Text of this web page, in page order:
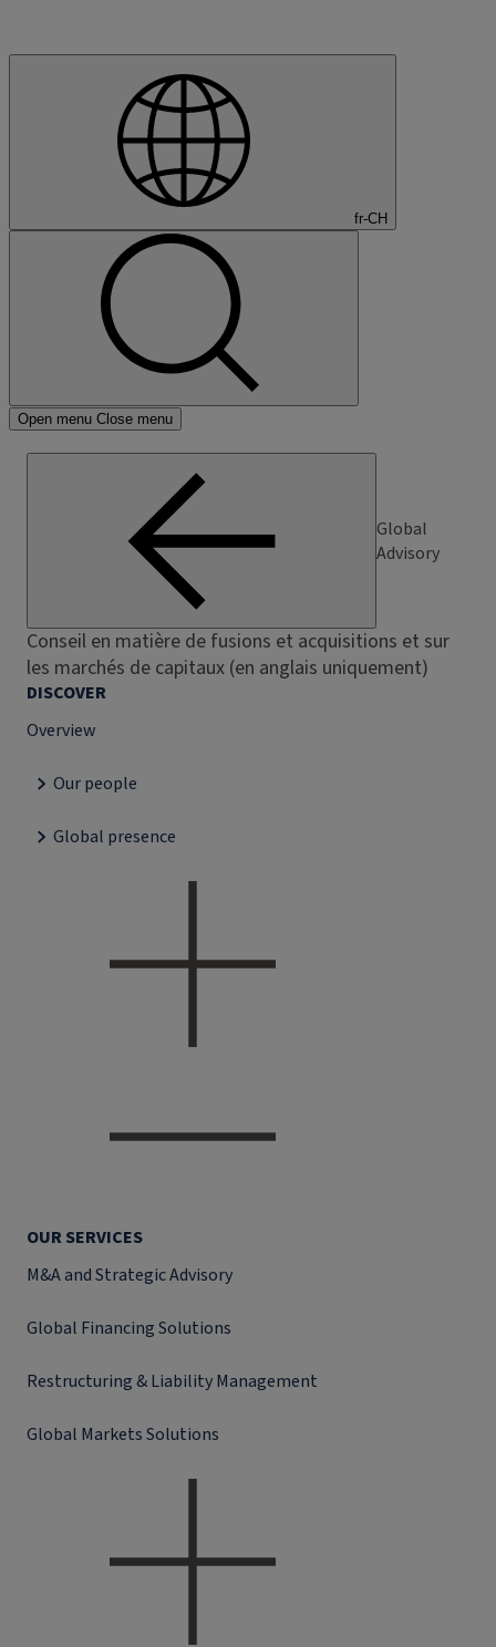
fr-CH
Open menu Close menu
Global
Advisory
Conseil en matière de fusions et acquisitions et sur
les marchés de capitaux (en anglais uniquement)
DISCOVER
Overview
Our people
Global presence
OUR SERVICES
M&A and Strategic Advisory
Global Financing Solutions
Restructuring & Liability Management
Global Markets Solutions